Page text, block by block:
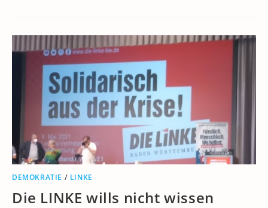
DEMOKRATIE / LINKE
Die LINKE wills nicht wissen